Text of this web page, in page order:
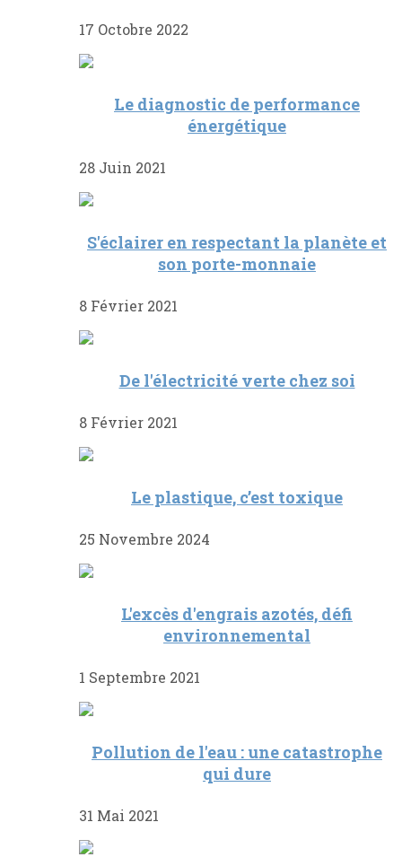
17 Octobre 2022
Le diagnostic de performance
énergétique
28 Juin 2021
S'éclairer en respectant la planète et
son porte-monnaie
8 Février 2021
De l'électricité verte chez soi
8 Février 2021
Le plastique, c’est toxique
25 Novembre 2024
L'excès d'engrais azotés, défi
environnemental
1 Septembre 2021
Pollution de l'eau : une catastrophe
qui dure
31 Mai 2021